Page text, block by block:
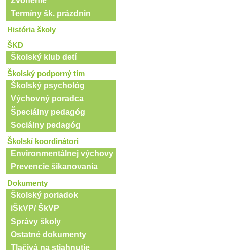
Termíny šk. prázdnin
História školy
ŠKD
Školský klub detí
Školský podporný tím
Školský psychológ
Výchovný poradca
Špeciálny pedagóg
Sociálny pedagóg
Školskí koordinátori
Environmentálnej výchovy
Prevencie šikanovania
Dokumenty
Školský poriadok
iŠkVP/ ŠkVP
Správy školy
Ostatné dokumenty
Tlačivá na stiahnutie